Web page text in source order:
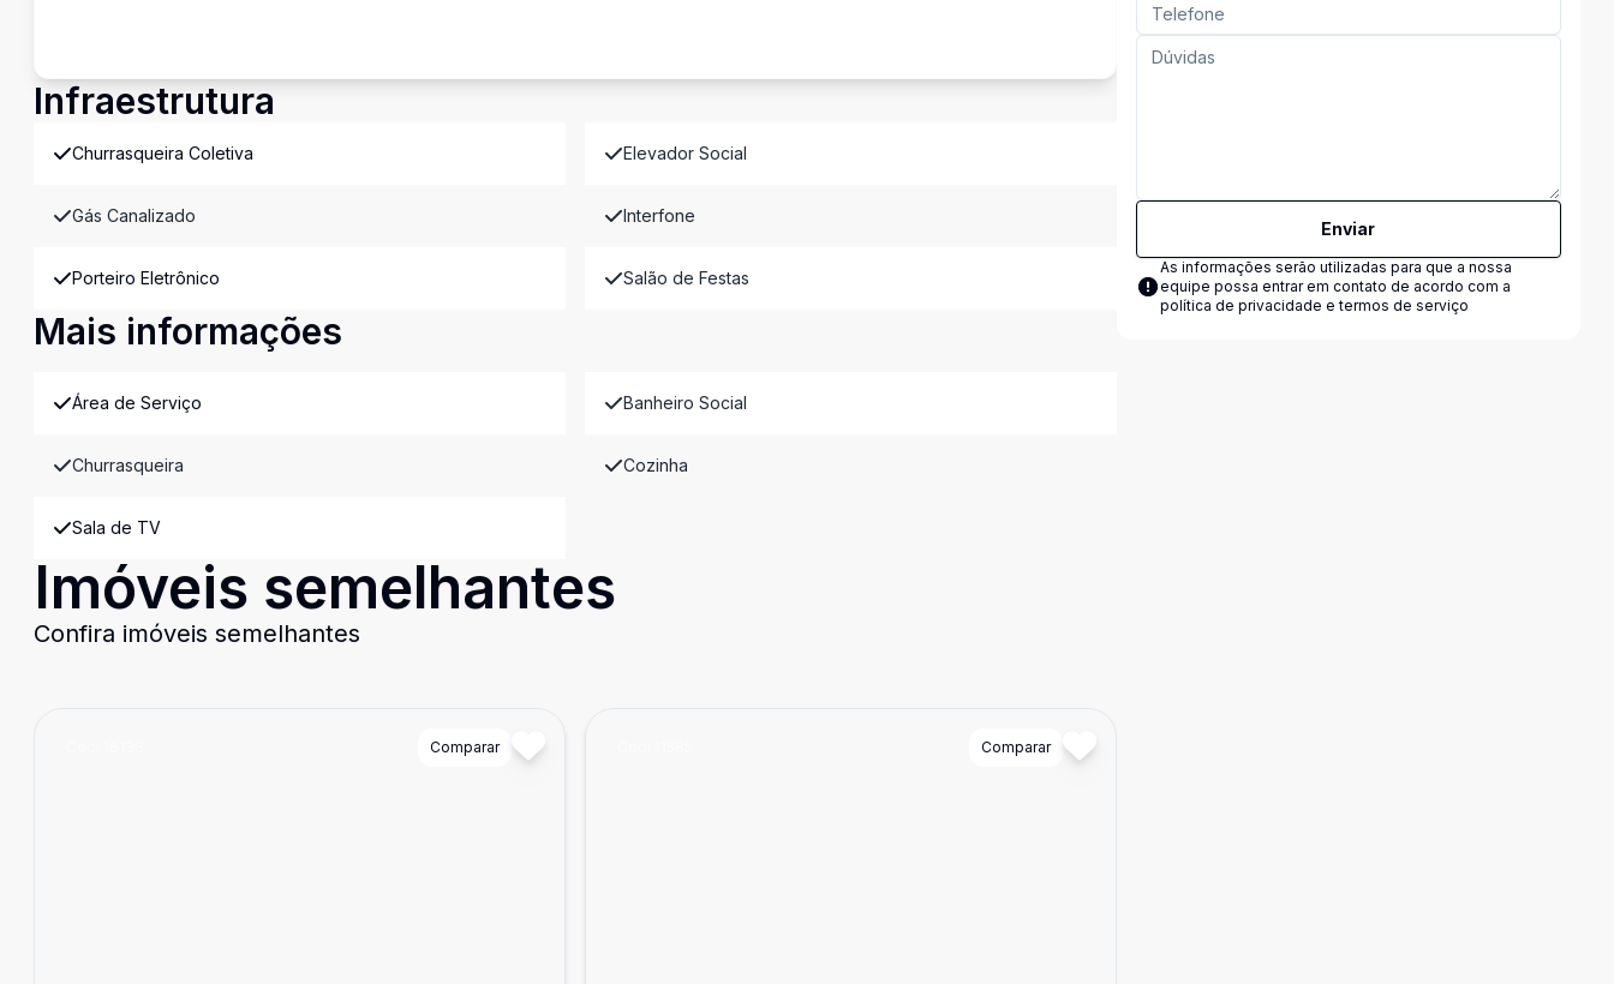
Infraestrutura
Churrasqueira Coletiva Elevador Social
Gás Canalizado Interfone
Porteiro Eletrônico Salão de Festas
Mais informações
Área de Serviço Banheiro Social
Churrasqueira Cozinha
Sala de TV
Imóveis semelhantes
Confira imóveis semelhantes
Comparar Comparar
Enviar
As informações serão utilizadas para que a nossa
equipe possa entrar em contato de acordo com a
política de privacidade e termos de serviço